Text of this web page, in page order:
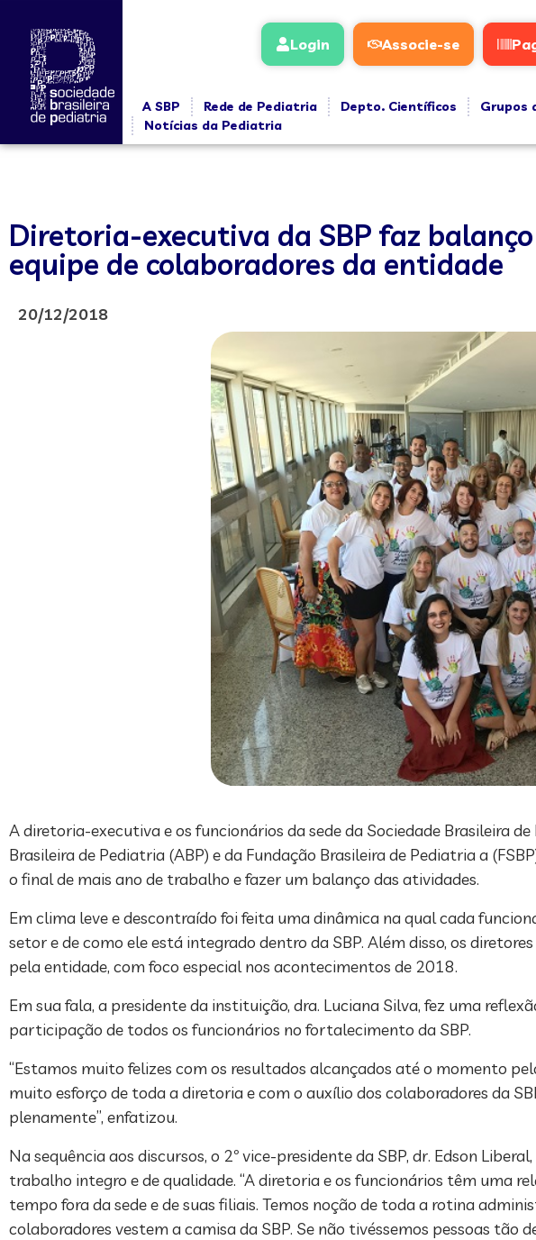
Login Associe-se
A SBP Rede de Pediatria Depto. Científicos Grupos
Notícias da Pediatria
Diretoria-executiva da SBP faz
equipe de colaboradores da entidade
20/12/2018
A diretoria-executiva e os funcionários da sede da Sociedade Brasileira
Brasileira de Pediatria (ABP) e da Fundação Brasileira de Pediatria a
o final de mais ano de trabalho e fazer um balanço das atividades.
Em clima leve e descontraído foi feita uma dinâmica na qual cada
setor e de como ele está integrado dentro da SBP. Além disso, os
pela entidade, com foco especial nos acontecimentos de 2018.
Em sua fala, a presidente da instituição, dra. Luciana Silva, fez uma
participação de todos os funcionários no fortalecimento da SBP.
“Estamos muito felizes com os resultados alcançados até o momento
muito esforço de toda a diretoria e com o auxílio dos colaboradores da
plenamente”, enfatizou.
Na sequência aos discursos, o 2º vice-presidente da SBP, dr. Edson
trabalho integro e de qualidade. “A diretoria e os funcionários têm uma
tempo fora da sede e de suas filiais. Temos noção de toda a rotina
colaboradores vestem a camisa da SBP. Se não tivéssemos pessoas